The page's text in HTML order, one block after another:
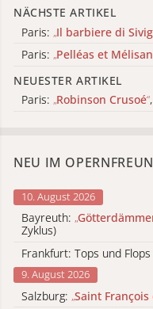
NÄCHSTE ARTIKEL
Paris: „Il barbiere di
Paris: „Pelléas et
NEUESTER ARTIKEL
Paris: „Robinson Crusoé“
NEU IM
10. August 2026
Bayreuth: „
Zyklus)
Frankfurt: Tops und Flops
9. August 2026
Salzburg: „Saint François